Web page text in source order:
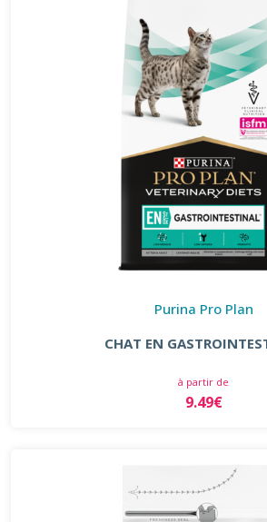
Purina Pro Plan
CHAT EN
à partir de
9.49€